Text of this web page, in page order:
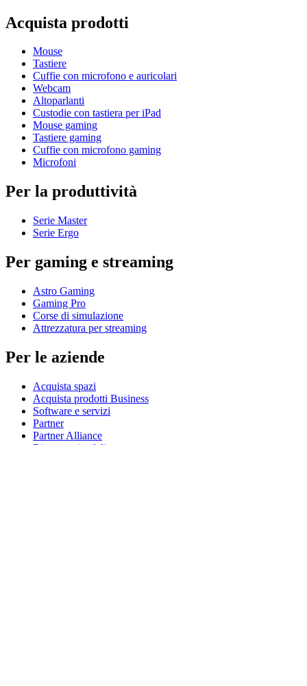
Acquista prodotti
Mouse
Tastiere
Cuffie con microfono e auricolari
Webcam
Altoparlanti
Custodie con tastiera per iPad
Mouse gaming
Tastiere gaming
Cuffie con microfono gaming
Microfoni
Per la produttività
Serie Master
Serie Ergo
Per gaming e streaming
Astro Gaming
Gaming Pro
Corse di simulazione
Attrezzatura per streaming
Per le aziende
Acquista spazi
Acquista prodotti Business
Software e servizi
Partner
Partner Alliance
Risorse aziendali